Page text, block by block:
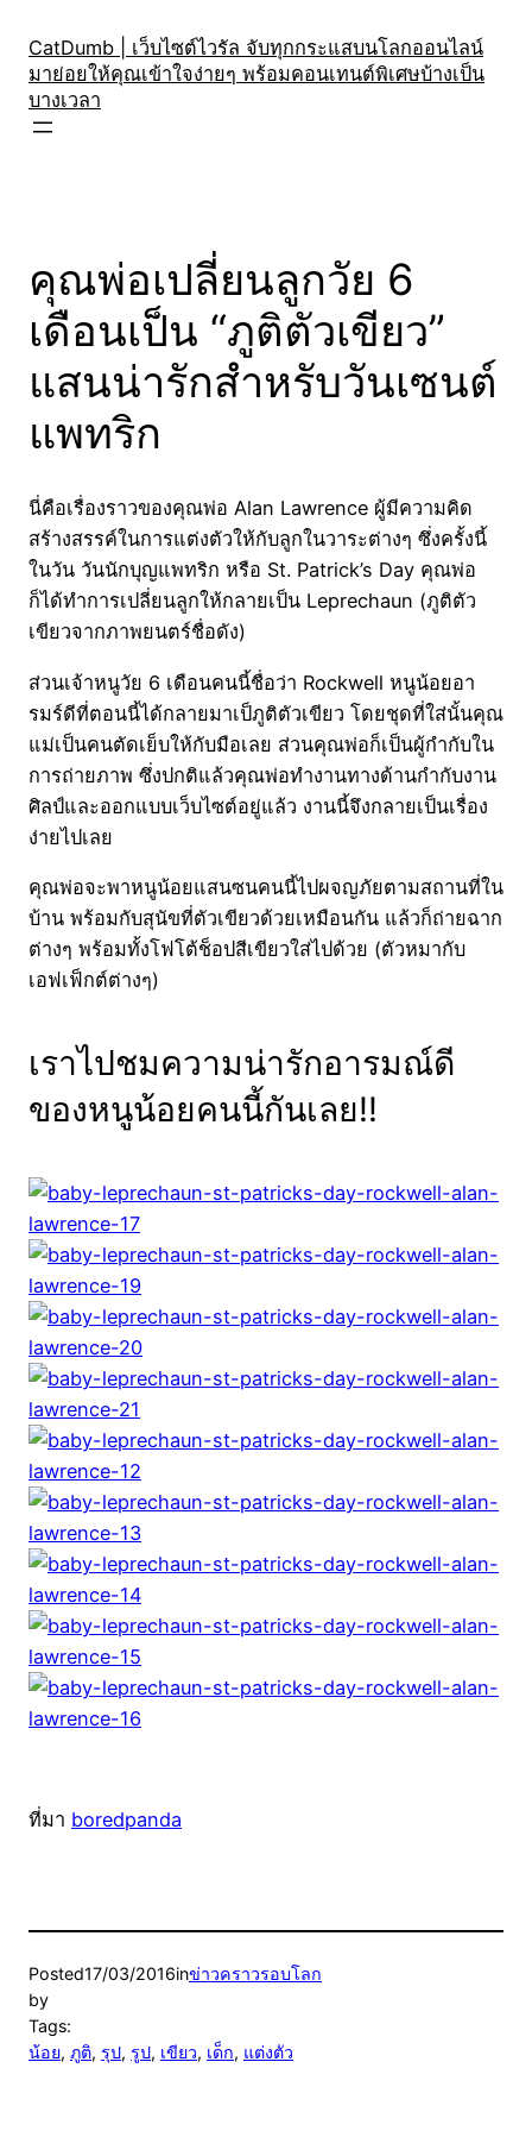
content
CatDumb | เว็บไซต์ไวรัล จับทุกกระแสบนโลกออนไลน์
มาย่อยให้คุณเข้าใจง่ายๆ พร้อมคอนเทนต์พิเศษบ้างเป็น
บางเวลา
คุณพ่อเปลี่ยนลูกวัย 6
เดือนเป็น “ภูติตัวเขียว”
แสนน่ารักสำหรับวันเซนต์
แพทริก
นี่คือเรื่องราวของคุณพ่อ Alan Lawrence ผู้มีความคิด
สร้างสรรค์ในการแต่งตัวให้กับลูกในวาระต่างๆ ซึ่งครั้งนี้
ในวัน วันนักบุญแพทริก หรือ St. Patrick’s Day คุณพ่อ
ก็ได้ทำการเปลี่ยนลูกให้กลายเป็น Leprechaun (ภูติตัว
เขียวจากภาพยนตร์ชื่อดัง)
ส่วนเจ้าหนูวัย 6 เดือนคนนี้ชื่อว่า Rockwell หนูน้อยอา
รมร์ดีที่ตอนนี้ได้กลายมาเป็ภูติตัวเขียว โดยชุดที่ใส่นั้นคุณ
แม่เป็นคนตัดเย็บให้กับมือเลย ส่วนคุณพ่อก็เป็นผู้กำกับใน
การถ่ายภาพ ซึ่งปกติแล้วคุณพ่อทำงานทางด้านกำกับงาน
ศิลป์และออกแบบเว็บไซต์อยู่แล้ว งานนี้จึงกลายเป็นเรื่อง
ง่ายไปเลย
คุณพ่อจะพาหนูน้อยแสนซนคนนี้ไปผจญภัยตามสถานที่ใน
บ้าน พร้อมกับสุนัขที่ตัวเขียวด้วยเหมือนกัน แล้วก็ถ่ายฉาก
ต่างๆ พร้อมทั้งโฟโต้ช็อปสีเขียวใส่ไปด้วย (ตัวหมากับ
เอฟเฟ็กต์ต่างๆ)
เราไปชมความน่ารักอารมณ์ดี
ของหนูน้อยคนนี้กันเลย!!
ที่มา boredpanda
Posted17/03/2016inข่าวคราวรอบโลก
by
Tags:
น้อย, ภูติ, รุป, รูป, เขียว, เด็ก, แต่งตัว